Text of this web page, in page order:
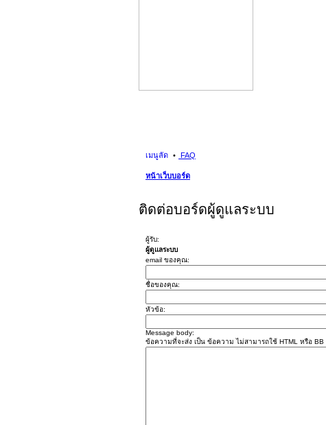
เมนูลัด FAQ
หน้าเว็บบอร์ด
ติดต่อบอร์ดผู้ดูแลระบบ
ผู้รับ:
ผู้ดูแลระบบ
email ของคุณ:
ชื่อของคุณ:
หัวข้อ:
Message body:
ข้อความที่จะส่ง เป็น ข้อความ ไม่สามารถใช้ HTML หรือ